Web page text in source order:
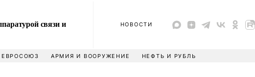
связи и
НОВОСТИ
ЕВРОСОЮЗ АРМИЯ И ВООРУЖЕНИЕ НЕФТЬ И РУБЛЬ